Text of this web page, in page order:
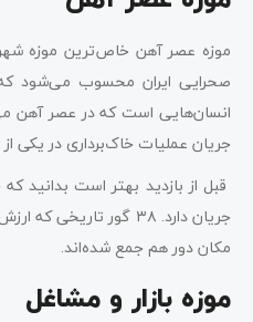
موزه عصر آهن خاص‌ترین موزه
جریان عملیات خاک‌برداری در یکی
قبل از بازدید بهتر است بدانید
جریان دارد. ۳۸ گور
مکان دور هم جمع شده‌اند.
موزه بازار و مشاغل